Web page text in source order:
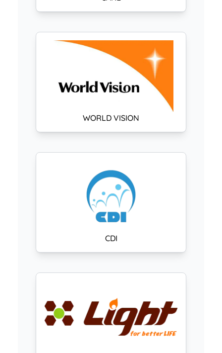
WORLD VISION
CDI